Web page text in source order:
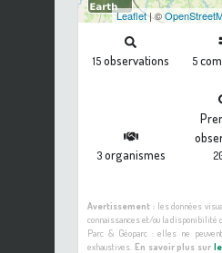
Leaflet| ©
15 observations 5
3organismes
Avertissement :les données
connaissances et/ou la
Parc & Géoparc : elles ne
exhaustives. En savoir plus sur